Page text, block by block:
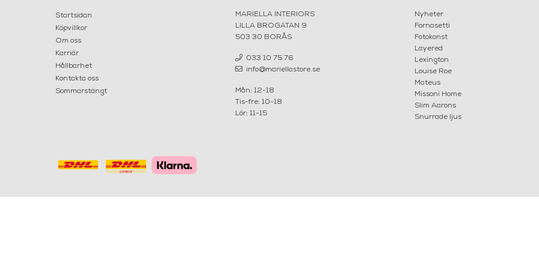
Startsidan
Köpvillkor
Om oss
Karriär
Hållbarhet
Kontakta oss
Sommarstängt
MARIELLA INTERIORS
LILLA BROGATAN 9
503 30 BORÅS
033 10 75 76
info@mariellastore.se
Mån: 12-18
Tis-fre: 10-18
Lör: 11-15
Nyheter
Fornasetti
Fotokonst
Layered
Lexington
Louise Roe
Mateus
Missoni Home
Slim Aarons
Snurrade ljus